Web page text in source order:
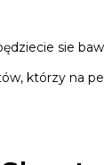
sie
którzy na